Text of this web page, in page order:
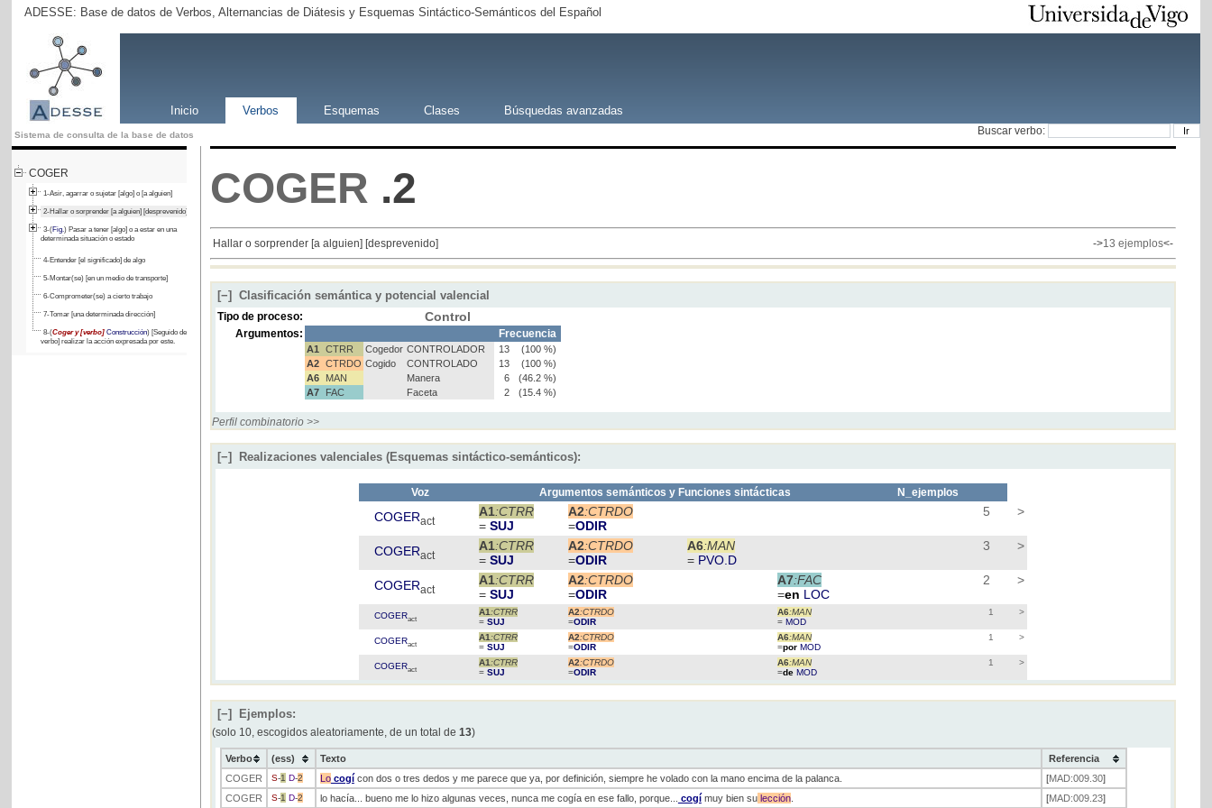
ADESSE: Base de datos de Verbos, Alternancias de Diátesis y Esquemas Sintáctico-Semánticos del Español
Inicio Verbos Esquemas Clases Búsquedas avanzadas
Sistema de consulta de la base de datos Buscar verbo:
COGER
1-Asir, agarrar o sujetar [algo] o [a alguien]
2-Hallar o sorprender [a alguien] [desprevenido]
3-(Fig.) Pasar a tener [algo] o a estar en una
determinada situación o estado
4-Entender [el significado] de algo
5-Montar(se) [en un medio de transporte]
6-Comprometer(se) a cierto trabajo
7-Tomar [una determinada dirección]
8-(Coger y [verbo] Construcción) [Seguido de y más
verbo] realizar la acción expresada por este.
COGER .2
Hallar o sorprender [a alguien] [desprevenido] ->13 ejemplos<-
[−] Clasificación semántica y potencial valencial
Tipo de proceso: Control
Argumentos: Frecuencia
A1 CTRR Cogedor CONTROLADOR 13
(100 %)
A2 CTRDO Cogido CONTROLADO 13
(100 %)
A6
MAN Manera 6
(46.2 %)
A7
FAC Faceta 2 (15.4 %)
Perfil combinatorio >>
[−] Realizaciones valenciales (Esquemas sintáctico-semánticos):
Voz Argumentos semánticos y Funciones sintácticas N_ejemplos
COGERact
A1:CTRR
= SUJ
A2:CTRDO
=ODIR
5 >
COGERact
A1:CTRR
= SUJ
A2:CTRDO
=ODIR
A6:MAN
= PVO.D
3 >
COGERact
A1:CTRR
= SUJ
A2:CTRDO
=ODIR
A7:FAC
=en LOC
2 >
COGERact
A1 :CTRR
= SUJ
A2:CTRDO
=ODIR
A6:MAN
= MOD
1 >
COGERact
A1 :CTRR
= SUJ
A2:CTRDO
=ODIR
A6:MAN
=porMOD
1 >
COGERact
A1 :CTRR
= SUJ
A2:CTRDO
=ODIR
A6:MAN
=deMOD
1 >
[−] Ejemplos:
(solo 10, escogidos aleatoriamente, de un total de 13)
Verbo (ess) Texto
Referencia
COGER
S-1 D-2 Locogícon dos o tres dedos y me parece que ya, por definición, siempre he volado con la mano encima de la palanca. [MAD:009.30]
COGER
S-1 D-2 lo hacía... bueno me lo hizo algunas veces, nunca me cogía en ese fallo, porque... cogímuy bien sulección. [MAD:009.23]